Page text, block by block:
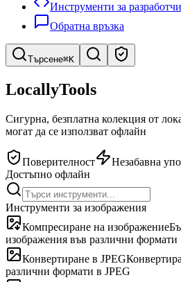
Инструменти за
Обратна връзка
Търсене⌘K
Търсене на
Бързо търсене на инструменти
LocallyTools
Сигурна, безплатна колекция от
могат да се използват офлайн
Поверителност Незабавна
Достъпно офлайн
Инструменти за изображения
Компресиране на изображение
изображения във различни формати
Конвертиране в JPEG
различни формати в JPEG